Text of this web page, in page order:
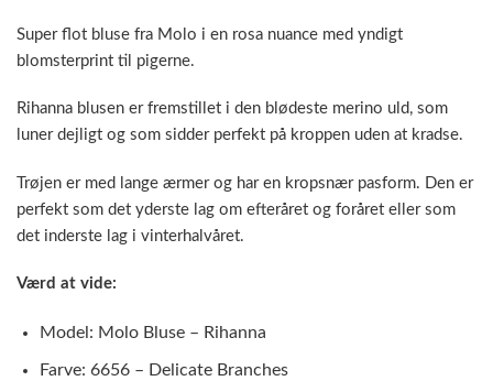
Super flot bluse fra Molo i en rosa nuance med yndigt
blomsterprint til pigerne.
Rihanna blusen er fremstillet i den blødeste merino uld, som
luner dejligt og som sidder perfekt på kroppen uden at kradse.
Trøjen er med lange ærmer og har en kropsnær pasform. Den er
perfekt som det yderste lag om efteråret og foråret eller som
det inderste lag i vinterhalvåret.
Værd at vide:
Model: Molo Bluse – Rihanna
Farve: 6656 – Delicate Branches